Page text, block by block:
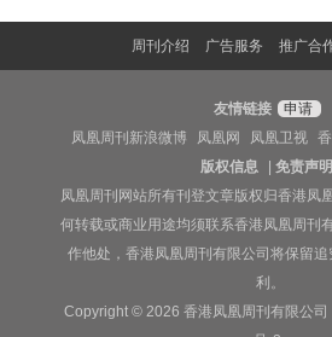
周刊介绍 广告服务 推广合
友情链接
申请
凤凰周刊新浪微博
凤凰网 凤凰卫视
版权信息
|免责声明
凤凰周刊网站所有刊登文章版权归香港凤
何转载或商业用途均须联系香港凤凰周刊
作他处，香港凤凰周刊有限公司将保留
利。
Copyright © 2026 香港凤凰周刊有限公司 |